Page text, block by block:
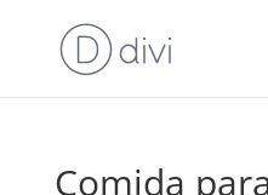
Comida